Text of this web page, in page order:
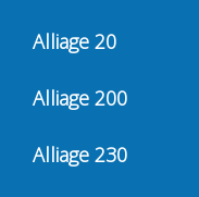
Alliage 20
Alliage 200
Alliage 230